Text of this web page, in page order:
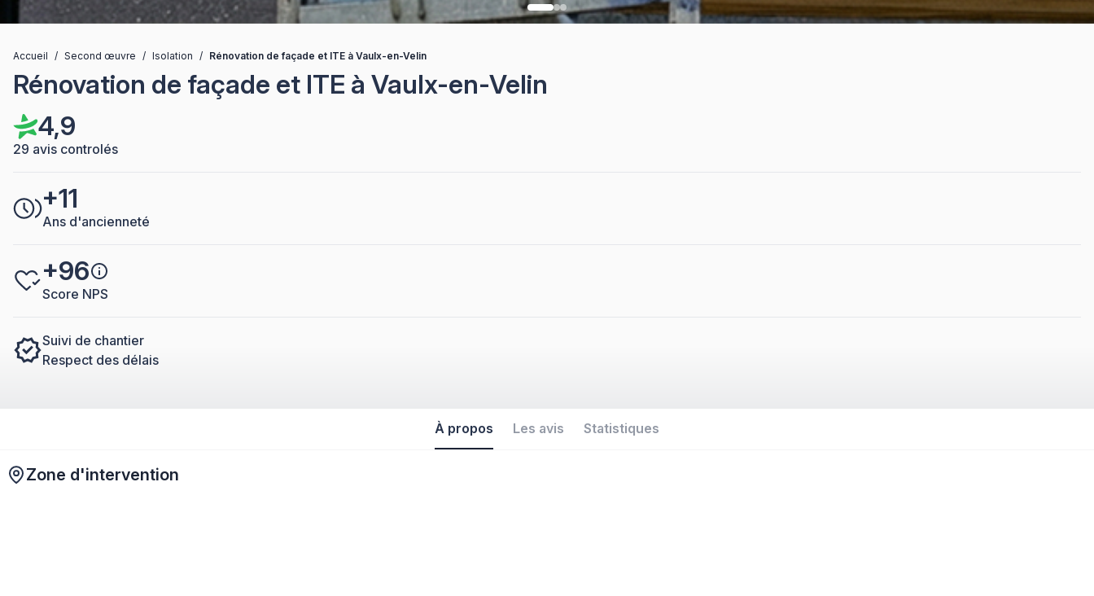
Accueil / Second œuvre / Isolation / Rénovation de façade et ITE à Vaulx-en-Velin
Rénovation de façade et ITE à Vaulx-en-Velin
4,9
29 avis controlés
+11
Ans d'ancienneté
+96
Score NPS
Suivi de chantier
Respect des délais
À propos Les avis Statistiques
Zone d'intervention